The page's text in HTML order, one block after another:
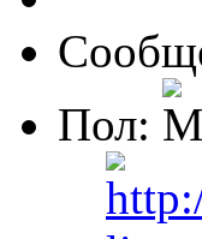
Пол: